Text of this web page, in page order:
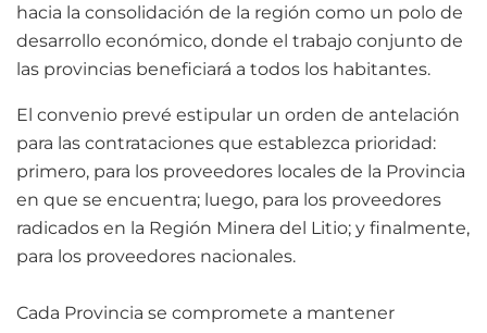
hacia la consolidación de la región como un polo de
desarrollo económico, donde el trabajo conjunto de
las provincias beneficiará a todos los habitantes.
El convenio prevé estipular un orden de antelación
para las contrataciones que establezca prioridad:
primero, para los proveedores locales de la Provincia
en que se encuentra; luego, para los proveedores
radicados en la Región Minera del Litio; y finalmente,
para los proveedores nacionales.
Cada Provincia se compromete a mantener